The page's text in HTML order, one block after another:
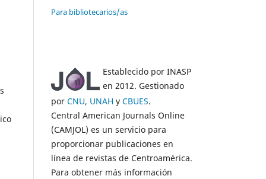
Para bibliotecarios/as
Establecido por INASP
en 2012. Gestionado
por CNU, UNAH y CBUES.
Central American Journals Online
(CAMJOL) es un servicio para
proporcionar publicaciones en
línea de revistas de Centroamérica.
Para obtener más información